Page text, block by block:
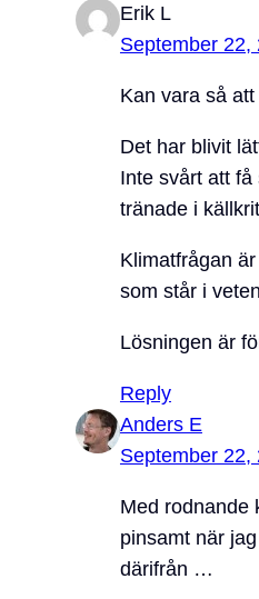
Erik L
September 22,
Kan vara så
Det har blivit
Inte svårt att få
tränade i
Klimatfrågan
som står i
Lösningen är
Reply
Anders E
September 22,
Med rodnande
pinsamt när
därifrån …